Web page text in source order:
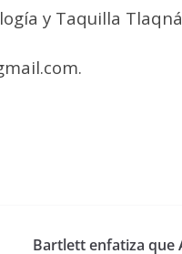
y Taquilla
Bartlett enfatiza que